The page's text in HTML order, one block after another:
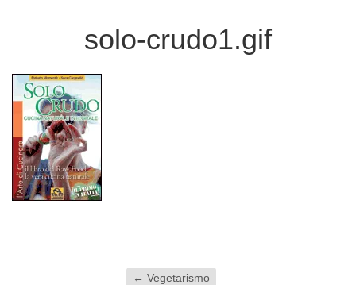
solo-crudo1.gif
← Vegetarismo